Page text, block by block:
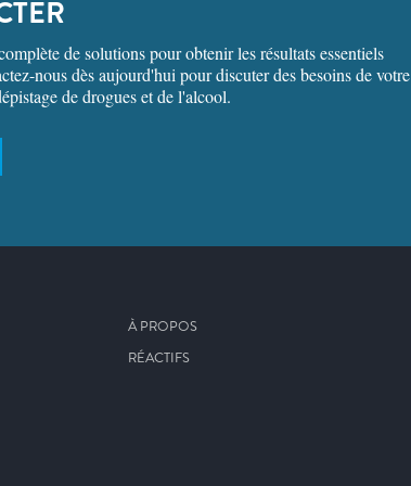
de solutions pour obtenir les résultats essentiels
nous dès aujourd'hui pour discuter des besoins de votre
de drogues et de l'alcool.
À PROPOS
RÉACTIFS